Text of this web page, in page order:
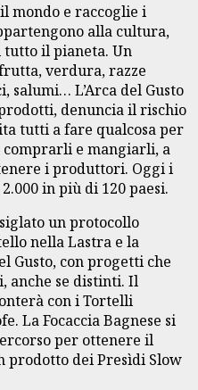
mondo e raccoglie i
alla cultura,
il pianeta. Un
verdura, razze
salumi… L’Arca del Gusto
denuncia il rischio
tutti a fare qualcosa per
e mangiarli, a
i produttori. Oggi i
in più di 120 paesi.
un protocollo
nella Lastra e la
Gusto, con progetti che
anche se distinti. Il
con i Tortelli
La Focaccia Bagnese si
per ottenere il
prodotto dei Presìdi Slow